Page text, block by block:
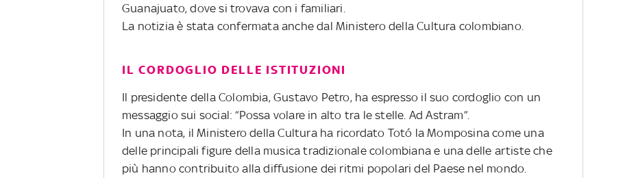
Guanajuato, dove si trovava con i familiari.
La notizia è stata confermata anche dal Ministero della Cultura colombiano.
IL CORDOGLIO DELLE ISTITUZIONI
Il presidente della Colombia, Gustavo Petro, ha espresso il suo cordoglio con un
messaggio sui social: “Possa volare in alto tra le stelle. Ad Astram”.
In una nota, il Ministero della Cultura ha ricordato Totó la Momposina come una
delle principali figure della musica tradizionale colombiana e una delle artiste che
più hanno contribuito alla diffusione dei ritmi popolari del Paese nel mondo.